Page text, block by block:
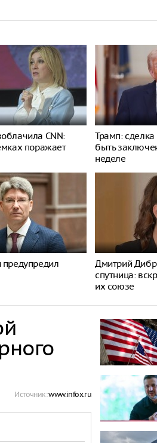
CNN:
поражает
Трамп:
быть
неделе
предупредил
Дмитрий
спутница:
их союзе
Источник:www.infox.ru